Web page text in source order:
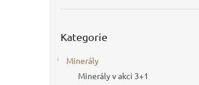
kategorie
Kategorie
Minerály
Minerály v akci 3+1